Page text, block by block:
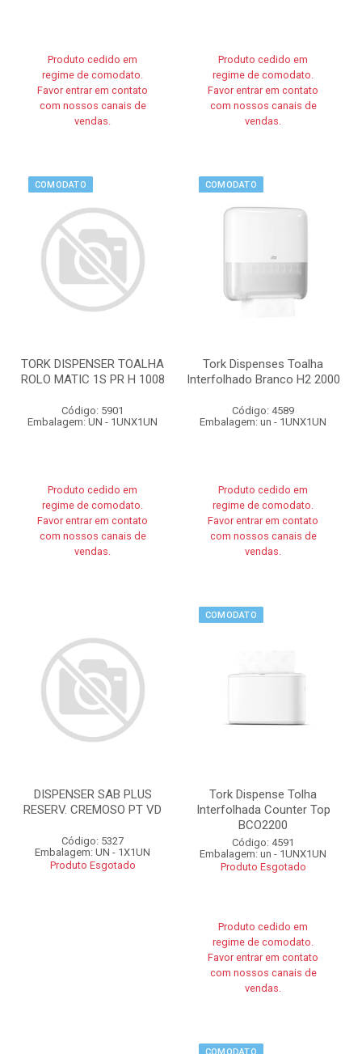
Produto cedido em
regime de comodato.
Favor entrar em contato
com nossos canais de
vendas.
Produto cedido em
regime de comodato.
Favor entrar em contato
com nossos canais de
vendas.
COMODATO
TORK DISPENSER TOALHA
ROLO MATIC 1S PR H 1008
Código: 5901
Embalagem: UN - 1UNX1UN
Produto cedido em
regime de comodato.
Favor entrar em contato
com nossos canais de
vendas.
COMODATO
Tork Dispenses Toalha
Interfolhado Branco H2 2000
Código: 4589
Embalagem: un - 1UNX1UN
Produto cedido em
regime de comodato.
Favor entrar em contato
com nossos canais de
vendas.
DISPENSER SAB PLUS
RESERV. CREMOSO PT VD
Código: 5327
Embalagem: UN - 1X1UN
Produto Esgotado
COMODATO
Tork Dispense Tolha
Interfolhada Counter Top
BCO2200
Código: 4591
Embalagem: un - 1UNX1UN
Produto Esgotado
Produto cedido em
regime de comodato.
Favor entrar em contato
com nossos canais de
vendas.